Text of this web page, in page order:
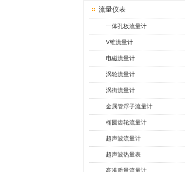
流量仪表
一体孔板流量计
V锥流量计
电磁流量计
涡轮流量计
涡街流量计
金属管浮子流量计
椭圆齿轮流量计
超声波流量计
超声波热量表
高准质量流量计